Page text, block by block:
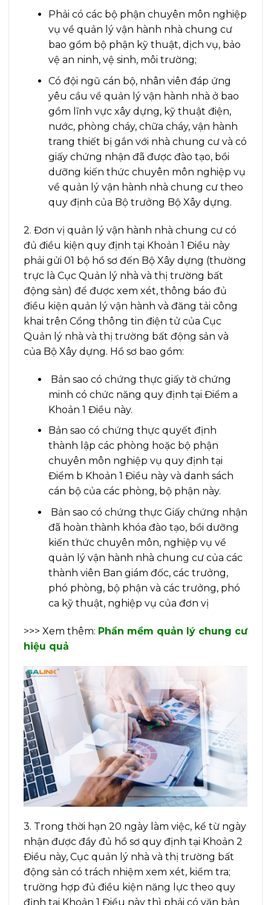
Phải có các bộ phận chuyên môn nghiệp
vụ về quản lý vận hành nhà chung cư
bao gồm bộ phận kỹ thuật, dịch vụ, bảo
vệ an ninh, vệ sinh, môi trường;
Có đội ngũ cán bộ, nhân viên đáp ứng
yêu cầu về quản lý vận hành nhà ở bao
gồm lĩnh vực xây dựng, kỹ thuật điện,
nước, phòng cháy, chữa cháy, vận hành
trang thiết bị gắn với nhà chung cư và có
giấy chứng nhận đã được đào tạo, bồi
dưỡng kiến thức chuyên môn nghiệp vụ
về quản lý vận hành nhà chung cư theo
quy định của Bộ trưởng Bộ Xây dựng.
2. Đơn vị quản lý vận hành nhà chung cư có
đủ điều kiện quy định tại Khoản 1 Điều này
phải gửi 01 bộ hồ sơ đến Bộ Xây dựng (thường
trực là Cục Quản lý nhà và thị trường bất
động sản) để được xem xét, thông báo đủ
điều kiện quản lý vận hành và đăng tải công
khai trên Cổng thông tin điện tử của Cục
Quản lý nhà và thị trường bất động sản và
của Bộ Xây dựng. Hồ sơ bao gồm:
Bản sao có chứng thực giấy tờ chứng
minh có chức năng quy định tại Điểm a
Khoản 1 Điều này.
Bản sao có chứng thực quyết định
thành lập các phòng hoặc bộ phận
chuyên môn nghiệp vụ quy định tại
Điểm b Khoản 1 Điều này và danh sách
cán bộ của các phòng, bộ phận này.
Bản sao có chứng thực Giấy chứng nhận
đã hoàn thành khóa đào tạo, bồi dưỡng
kiến thức chuyên môn, nghiệp vụ về
quản lý vận hành nhà chung cư của các
thành viên Ban giám đốc, các trưởng,
phó phòng, bộ phận và các trưởng, phó
ca kỹ thuật, nghiệp vụ của đơn vị
>>> Xem thêm: Phần mềm quản lý chung cư
hiệu quả
3. Trong thời hạn 20 ngày làm việc, kể từ ngày
nhận được đầy đủ hồ sơ quy định tại Khoản 2
Điều này, Cục quản lý nhà và thị trường bất
động sản có trách nhiệm xem xét, kiểm tra;
trường hợp đủ điều kiện năng lực theo quy
định tại Khoản 1 Điều này thì phải có văn bản